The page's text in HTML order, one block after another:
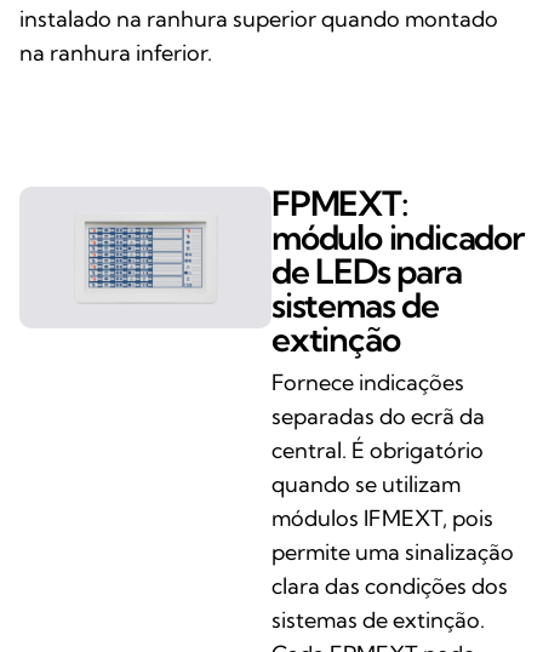
instalado na ranhura superior quando montado
na ranhura inferior.
FPMEXT:
módulo indicador
de LEDs para
sistemas de
extinção
Fornece indicações
separadas do ecrã da
central. É obrigatório
quando se utilizam
módulos IFMEXT, pois
permite uma sinalização
clara das condições dos
sistemas de extinção.